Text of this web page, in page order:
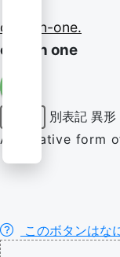
one-on-one.
one on one
別表記 異形
Alternative form
このボタンはな